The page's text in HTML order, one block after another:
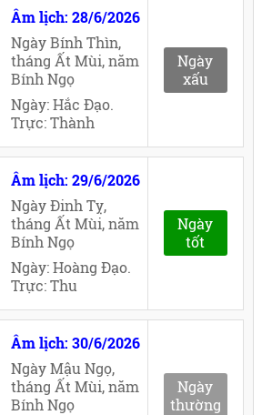
Âm lịch: 28/6/2026
Ngày Bính Thìn,
tháng Ất Mùi, năm
Bính Ngọ
Ngày: Hắc Đạo.
Trực: Thành
Ngày
xấu
Âm lịch: 29/6/2026
Ngày Đinh Tỵ,
tháng Ất Mùi, năm
Bính Ngọ
Ngày: Hoàng Đạo.
Trực: Thu
Ngày
tốt
Âm lịch: 30/6/2026
Ngày Mậu Ngọ,
tháng Ất Mùi, năm
Bính Ngọ
Ngày
thường